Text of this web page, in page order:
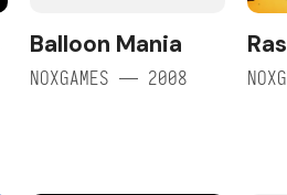
Balloon Mania
NOXGAMES — 2008